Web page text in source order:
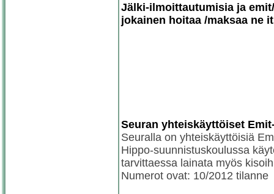
Jälki-ilmoittautumisia ja
jokainen hoitaa /maksaa ne
Seuran yhteiskäyttöiset
Seuralla on yhteiskäyttöisiä
Hippo-suunnistuskoulussa
tarvittaessa lainata myös
Numerot ovat: 10/2012 tilanne